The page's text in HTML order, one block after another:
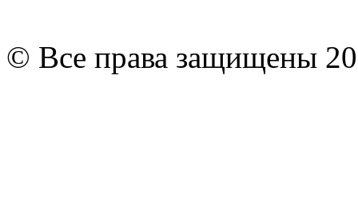
© Все права защищены